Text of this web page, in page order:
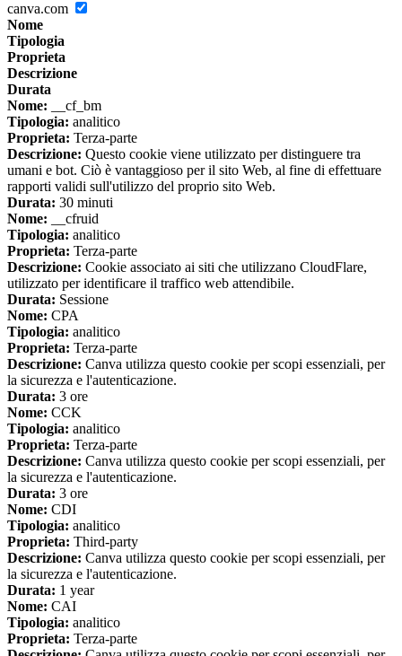
canva.com
Nome
Tipologia
Proprieta
Descrizione
Durata
Nome: __cf_bm
Tipologia: analitico
Proprieta: Terza-parte
Descrizione: Questo cookie viene utilizzato per distinguere tra
umani e bot. Ciò è vantaggioso per il sito Web, al fine di effettuare
rapporti validi sull'utilizzo del proprio sito Web.
Durata: 30 minuti
Nome: __cfruid
Tipologia: analitico
Proprieta: Terza-parte
Descrizione: Cookie associato ai siti che utilizzano CloudFlare,
utilizzato per identificare il traffico web attendibile.
Durata: Sessione
Nome: CPA
Tipologia: analitico
Proprieta: Terza-parte
Descrizione: Canva utilizza questo cookie per scopi essenziali, per
la sicurezza e l'autenticazione.
Durata: 3 ore
Nome: CCK
Tipologia: analitico
Proprieta: Terza-parte
Descrizione: Canva utilizza questo cookie per scopi essenziali, per
la sicurezza e l'autenticazione.
Durata: 3 ore
Nome: CDI
Tipologia: analitico
Proprieta: Third-party
Descrizione: Canva utilizza questo cookie per scopi essenziali, per
la sicurezza e l'autenticazione.
Durata: 1 year
Nome: CAI
Tipologia: analitico
Proprieta: Terza-parte